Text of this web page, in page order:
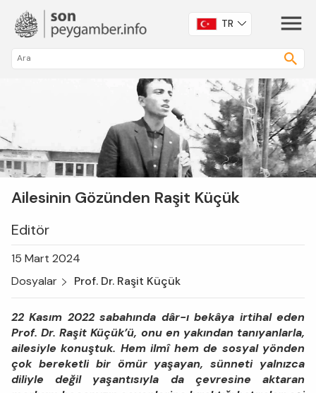
TR
Ailesinin Gözünden Raşit Küçük
Editör
15 Mart 2024
Dosyalar
Prof. Dr. Raşit Küçük
22 Kasım 2022 sabahında dâr-ı bekâya irtihal eden
Prof. Dr. Raşit Küçük’ü, onu en yakından tanıyanlarla,
ailesiyle konuştuk. Hem ilmî hem de sosyal yönden
çok bereketli bir ömür yaşayan, sünneti yalnızca
diliyle değil yaşantısıyla da çevresine aktaran